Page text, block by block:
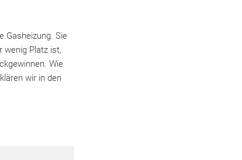
Gasheizung. Sie
wenig Platz ist,
Wie
wir in den